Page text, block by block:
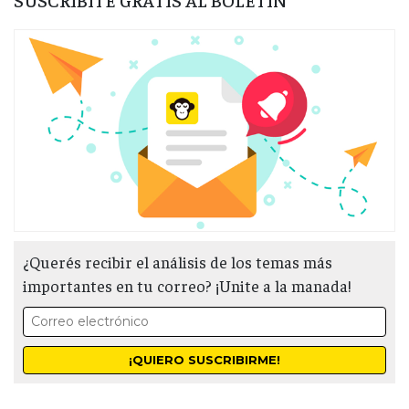
¿Querés recibir el análisis de los temas más
importantes en tu correo? ¡Unite a la manada!